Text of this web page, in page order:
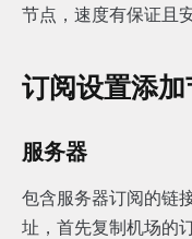
节点，速度有保证且
订阅设置添加
服务器
包含服务器订阅的链
址，首先复制机场的